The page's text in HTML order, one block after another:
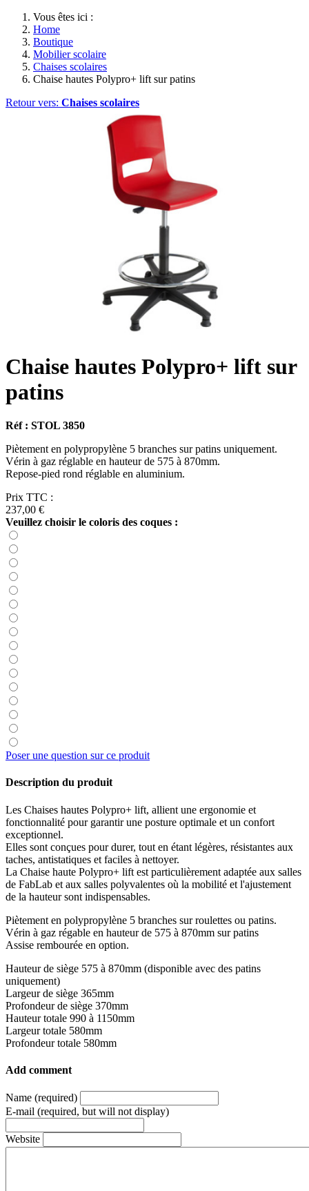
Vous êtes ici :
Home
Boutique
Mobilier scolaire
Chaises scolaires
Chaise hautes Polypro+ lift sur patins
Retour vers: Chaises scolaires
Chaise hautes Polypro+ lift sur
patins
Réf : STOL 3850
Piètement en polypropylène 5 branches sur patins uniquement.
Vérin à gaz réglable en hauteur de 575 à 870mm.
Repose-pied rond réglable en aluminium.
Prix TTC :
237,00 €
Veuillez choisir le coloris des coques :
Poser une question sur ce produit
Description du produit
Les Chaises hautes Polypro+ lift, allient une ergonomie et
fonctionnalité pour garantir une posture optimale et un confort
exceptionnel.
Elles sont conçues pour durer, tout en étant légères, résistantes aux
taches, antistatiques et faciles à nettoyer.
La Chaise haute Polypro+ lift est particulièrement adaptée aux salles
de FabLab et aux salles polyvalentes où la mobilité et l'ajustement
de la hauteur sont indispensables.
Piètement en polypropylène 5 branches sur roulettes ou patins.
Vérin à gaz régable en hauteur de 575 à 870mm sur patins
Assise rembourée en option.
Hauteur de siège 575 à 870mm (disponible avec des patins
uniquement)
Largeur de siège 365mm
Profondeur de siège 370mm
Hauteur totale 990 à 1150mm
Largeur totale 580mm
Profondeur totale 580mm
Add comment
Name (required)
E-mail (required, but will not display)
Website